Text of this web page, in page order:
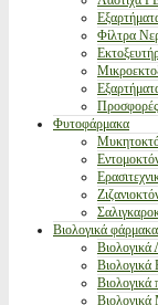
Φίλτρα
Φυτοφάρμακα
Βιολογικά
Βιολογικά
Βιολογικά
Βιολογικά
Βιολογικά